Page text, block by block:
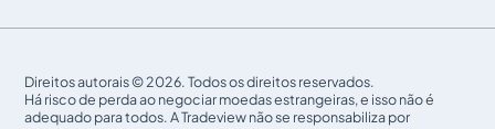
Direitos autorais © 2026. Todos os direitos reservados.
Há risco de perda ao negociar moedas estrangeiras, e isso não é
adequado para todos. A Tradeview não se responsabiliza por